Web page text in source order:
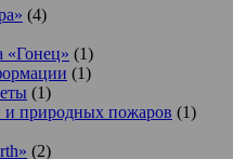
(4)
«Гонец» (1)
(1)
(1)
и природных пожаров (1)
(2)